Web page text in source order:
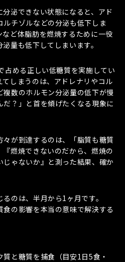
泌できない状態になると、アド
ルチゾルなどの分泌も低下しま
ど体脂肪を燃焼するために一役
量も低下してしまいます。
占める正しい低糖質を実施してい
しまうのは、アドレナリやコル
数のホルモン分泌量の低下が慢
？」と首を傾げたくなる現象に
が到達するのは、「脂質も糖質
燃焼できないのだから、燃焼の
ゃないか』と測った結果、確か
のは、半月から1ヶ月です。
の影響を本当の意味で解決する
と糖質を捕食（目安1日5食・